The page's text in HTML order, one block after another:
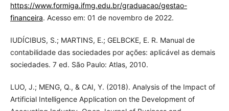
https://www.formiga.ifmg.edu.br/graduacao/gestao-
financeira. Acesso em: 01 de novembro de 2022.
IUDÍCIBUS, S.; MARTINS, E.; GELBCKE, E. R. Manual de
contabilidade das sociedades por ações: aplicável as demais
sociedades. 7 ed. São Paulo: Atlas, 2010.
LUO, J.; MENG, Q., & CAI, Y. (2018). Analysis of the Impact of
Artificial Intelligence Application on the Development of